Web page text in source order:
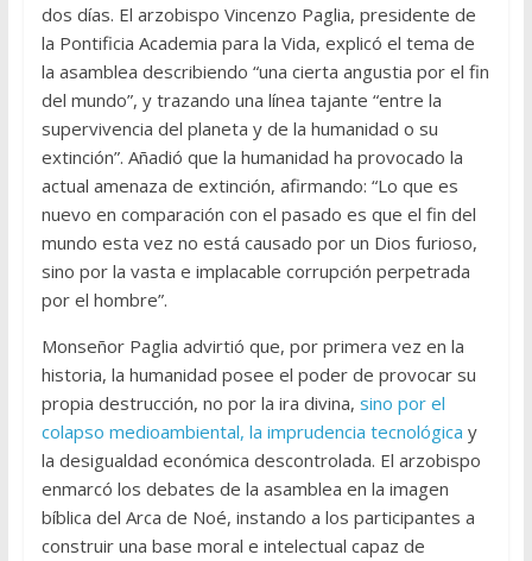
dos días. El arzobispo Vincenzo Paglia, presidente de
la Pontificia Academia para la Vida, explicó el tema de
la asamblea describiendo “una cierta angustia por el fin
del mundo”, y trazando una línea tajante “entre la
supervivencia del planeta y de la humanidad o su
extinción”. Añadió que la humanidad ha provocado la
actual amenaza de extinción, afirmando: “Lo que es
nuevo en comparación con el pasado es que el fin del
mundo esta vez no está causado por un Dios furioso,
sino por la vasta e implacable corrupción perpetrada
por el hombre”.
Monseñor Paglia advirtió que, por primera vez en la
historia, la humanidad posee el poder de provocar su
propia destrucción, no por la ira divina, sino por el
colapso medioambiental, la imprudencia tecnológica y
la desigualdad económica descontrolada. El arzobispo
enmarcó los debates de la asamblea en la imagen
bíblica del Arca de Noé, instando a los participantes a
construir una base moral e intelectual capaz de